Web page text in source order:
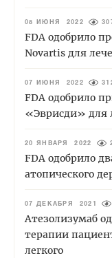
08 ИЮНЯ 2022
FDA одобрило
Novartis для
07 ИЮНЯ 2022
FDA одобрило
«Эврисди» для
20 ЯНВАРЯ 2022
FDA одобрило
атопического
07 ДЕКАБРЯ 2021
Атезолизумаб
терапии
легкого